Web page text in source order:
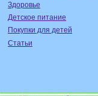
Здоровье
Детское питание
Покупки для детей
Статьи